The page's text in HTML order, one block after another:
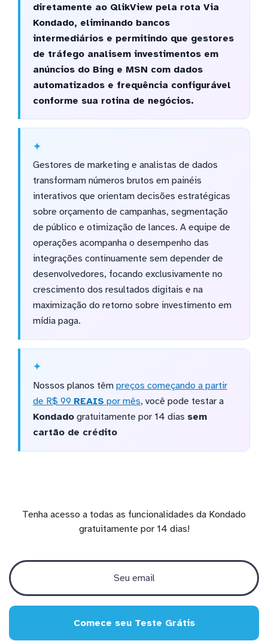
diretamente ao QlikView pela rota Via
Kondado, eliminando bancos
intermediários e permitindo que gestores
de tráfego analisem investimentos em
anúncios do Bing e MSN com dados
automatizados e frequência configurável
conforme sua rotina de negócios.
Gestores de marketing e analistas de dados
transformam números brutos em painéis
interativos que orientam decisões estratégicas
sobre orçamento de campanhas, segmentação
de público e otimização de lances. A equipe de
operações acompanha o desempenho das
integrações continuamente sem depender de
desenvolvedores, focando exclusivamente no
crescimento dos resultados digitais e na
maximização do retorno sobre investimento em
mídia paga.
Nossos planos têm preços começando a partir
de R$ 99 REAIS por mês, você pode testar a
Kondadogratuitamente por 14 dias sem
cartão de crédito
Tenha acesso a todas as funcionalidades da Kondado
gratuitamente por 14 dias!
Comece seu Teste Grátis